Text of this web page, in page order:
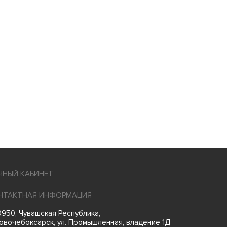
КАБИНЕТ
ИНФОРМАЦИЯ
Чувашская Республика,
ул. Промышленная, владение 1Д